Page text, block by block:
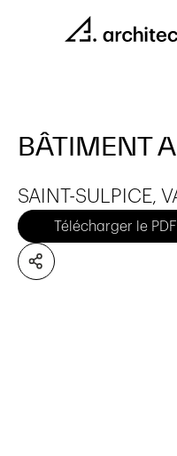
BÂTIMENT
SAINT-SULPICE,
Télécharger le PDF